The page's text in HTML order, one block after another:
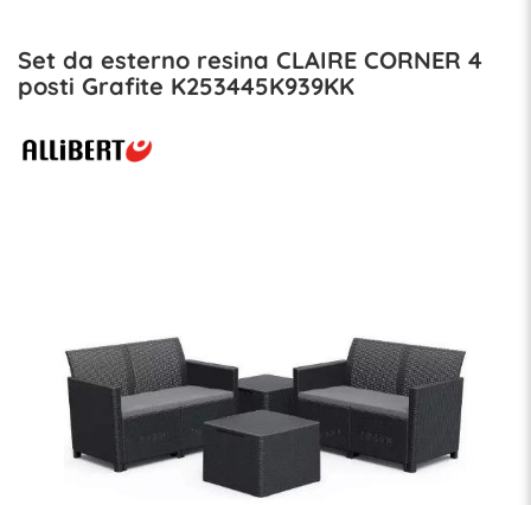
Set da esterno resina CLAIRE CORNER 4
posti Grafite K253445K939KK